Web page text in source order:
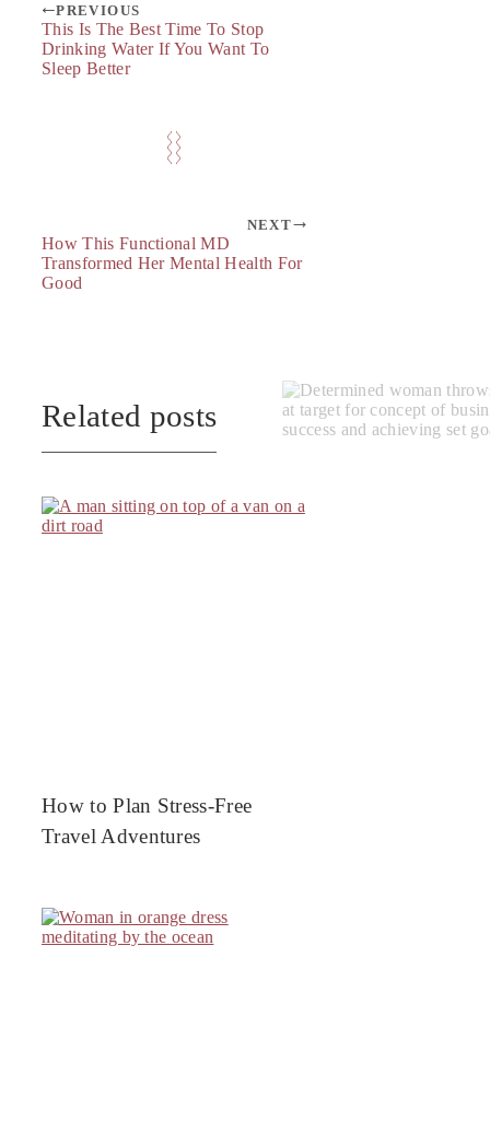
PREVIOUS
This Is The Best Time To Stop
Drinking Water If You Want To
Sleep Better
NEXT
How This Functional MD
Transformed Her Mental Health For
Good
Related posts
How to Plan Stress-Free
Travel Adventures